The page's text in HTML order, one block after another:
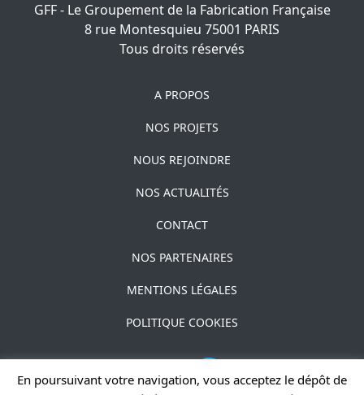
GFF - Le Groupement de la Fabrication Française
8 rue Montesquieu 75001 PARIS
Tous droits réservés
A PROPOS
NOS PROJETS
NOUS REJOINDRE
NOS ACTUALITÉS
CONTACT
NOS PARTENAIRES
MENTIONS LÉGALES
POLITIQUE COOKIES
En poursuivant votre navigation, vous acceptez le dépôt de